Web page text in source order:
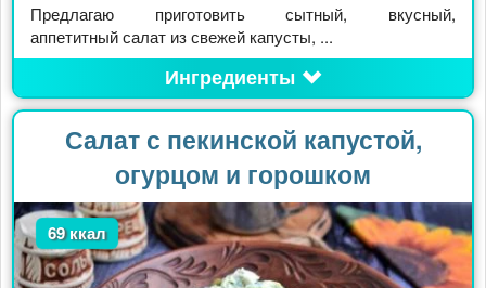
Предлагаю приготовить сытный, вкусный,
аппетитный салат из свежей капусты, ...
Ингредиенты
Салат с пекинской капустой,
огурцом и горошком
69 ккал